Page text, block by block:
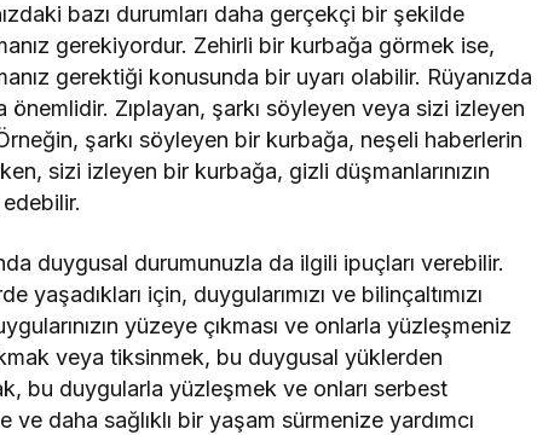
bazı durumları daha gerçekçi bir şekilde
gerekiyordur. Zehirli bir kurbağa görmek ise,
gerektiği konusunda bir uyarı olabilir. Rüyanızda
önemlidir. Zıplayan, şarkı söyleyen veya sizi izleyen
şarkı söyleyen bir kurbağa, neşeli haberlerin
sizi izleyen bir kurbağa, gizli düşmanlarınızın
duygusal durumunuzla da ilgili ipuçları verebilir.
yaşadıkları için, duygularımızı ve bilinçaltımızı
yüzeye çıkması ve onlarla yüzleşmeniz
veya tiksinmek, bu duygusal yüklerden
bu duygularla yüzleşmek ve onları serbest
daha sağlıklı bir yaşam sürmenize yardımcı